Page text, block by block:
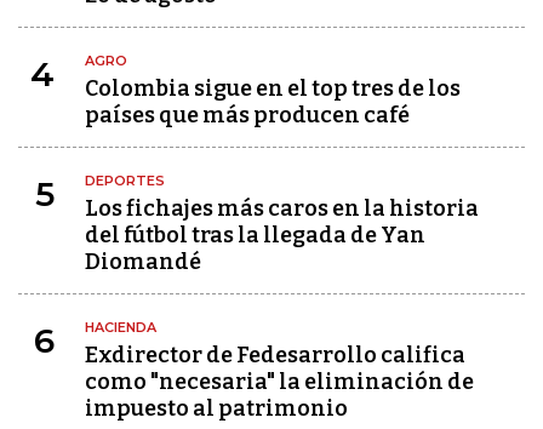
4 AGRO
Colombia sigue en el top tres de los
países que más producen café
5 DEPORTES
Los fichajes más caros en la historia
del fútbol tras la llegada de Yan
Diomandé
6 HACIENDA
Exdirector de Fedesarrollo califica
como "necesaria" la eliminación de
impuesto al patrimonio